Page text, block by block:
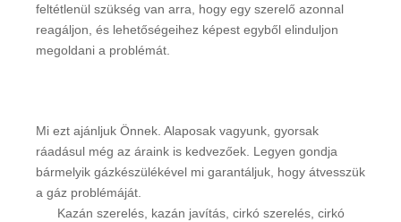
feltétlenül szükség van arra, hogy egy szerelő azonnal
reagáljon, és lehetőségeihez képest egyből elinduljon
megoldani a problémát.
Mi ezt ajánljuk Önnek. Alaposak vagyunk, gyorsak
ráadásul még az áraink is kedvezőek. Legyen gondja
bármelyik gázkészülékével mi garantáljuk, hogy átvesszük
a gáz problémáját.
Kazán szerelés, kazán javítás, cirkó szerelés, cirkó